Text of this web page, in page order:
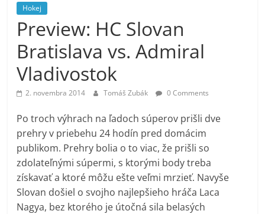
Hokej
Preview: HC Slovan
Bratislava vs. Admiral
Vladivostok
2. novembra 2014 Tomáš Zubák 0 Comments
Po troch výhrach na ľadoch súperov prišli dve
prehry v priebehu 24 hodín pred domácim
publikom. Prehry bolia o to viac, že prišli so
zdolateľnými súpermi, s ktorými body treba
získavať a ktoré môžu ešte veľmi mrzieť. Navyše
Slovan došiel o svojho najlepšieho hráča Laca
Nagya, bez ktorého je útočná sila belasých